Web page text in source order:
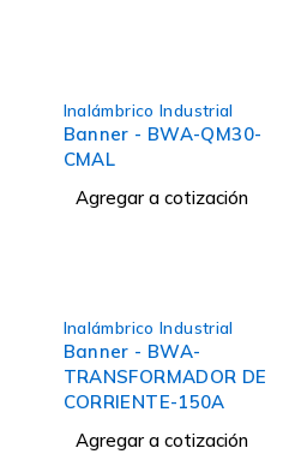
Inalámbrico Industrial
Banner - BWA-QM30-
CMAL
Agregar a cotización
Inalámbrico Industrial
Banner - BWA-
TRANSFORMADOR DE
CORRIENTE-150A
Agregar a cotización